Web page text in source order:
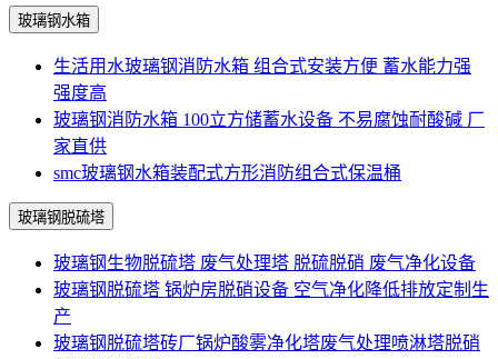
玻璃钢水箱
生活用水玻璃钢消防水箱 组合式安装方便 蓄水能力强
强度高
玻璃钢消防水箱 100立方储蓄水设备 不易腐蚀耐酸碱 厂
家直供
smc玻璃钢水箱装配式方形消防组合式保温桶
玻璃钢脱硫塔
玻璃钢生物脱硫塔 废气处理塔 脱硫脱硝 废气净化设备
玻璃钢脱硫塔 锅炉房脱硝设备 空气净化降低排放定制生
产
玻璃钢脱硫塔砖厂锅炉酸雾净化塔废气处理喷淋塔脱硝